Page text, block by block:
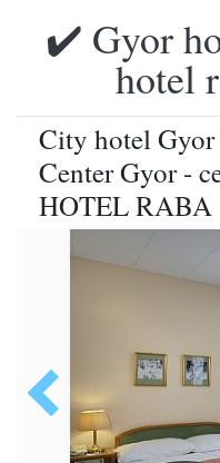
✔️ Gyor
hotel
City hotel
Center Gyor -
HOTEL RABA